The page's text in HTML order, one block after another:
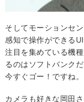
そしてモーションセ
感知で操作ができる
注目を集めている機
るのはソフトバンク
今すぐゴー！ですね。
カメラも好きな岡田